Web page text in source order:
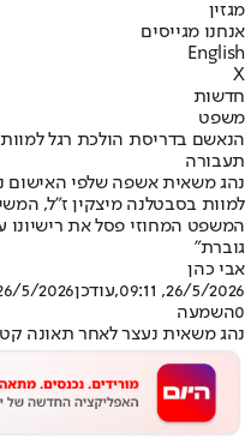
מגזין
אנחנו מגייסים
English
X
חדשות
משפט
תעבורה
נהג משאית אשפה שלפי האישום
למוות בסבטלנה מיצקין ז"ל,
המשפט המחוזי פסל את רישיונו
גוברת"
אבי כהן
26/5/2026, 09:11
,עודכן5/2026, 09:15
0השמעה
נהג משאית נעצר לאחר תאונה